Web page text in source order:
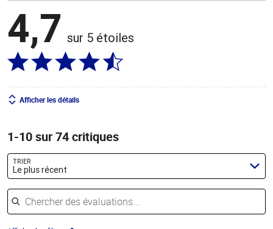
4,7 sur 5 étoiles
Afficher les détails
1-10 sur 74 critiques
TRIER
Le plus récent
Chercher des évaluations